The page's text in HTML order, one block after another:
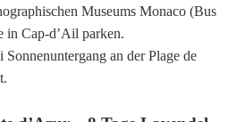
Museums Monaco (Bus
in Cap-d’Ail parken.
Sonnenuntergang an der Plage de